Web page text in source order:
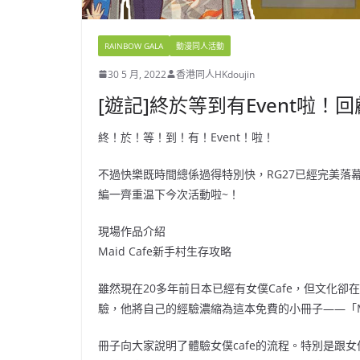
RAINBOW GALA 動漫同人活動
30 5 月, 2022 香港同人HKdoujin
[遊記]終於等到有Event啦！
終！於！等！到！有！Event！啦！
不過快樂既時間總係過得特別快，RG27已經完美
編一齊重温下今次活動啦~！
現場作品介紹
Maid Cafe新手村生存攻略
雖然現在20多年前日本已經有女僕Cafe，但文化卻
驗，他將自己的經驗濃縮為這本免費的小冊子——
冊子向大家說明了體驗女僕cafe的流程。特別是跟